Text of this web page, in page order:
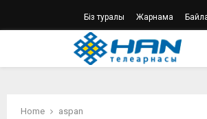
Біз туралы Жарнама
PRIMARY
Home
aspan